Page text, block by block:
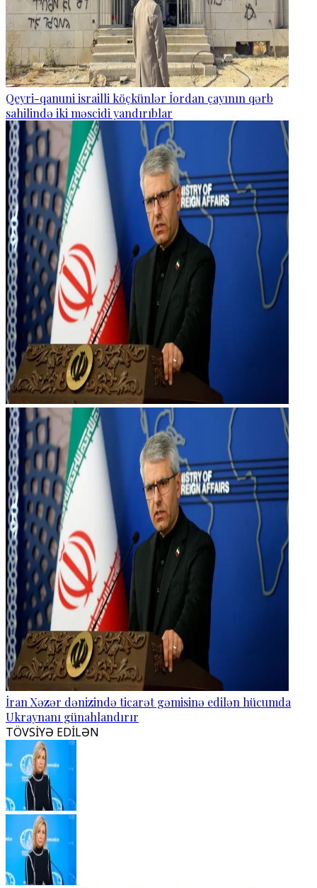
Qeyri-qanuni israilli köçkünlər İordan çayının qərb
sahilində iki məscidi yandırıblar
İran Xəzər dənizində ticarət gəmisinə edilən hücumda
Ukraynanı günahlandırır
TÖVSİYƏ EDİLƏN